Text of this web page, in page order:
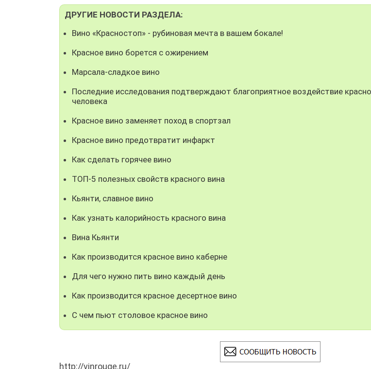
ДРУГИЕ НОВОСТИ РАЗДЕЛА:
Вино «Красностоп» - рубиновая мечта в вашем бокале!
Красное вино борется с ожирением
Марсала-сладкое вино
Последние исследования подтверждают благоприятное воздействие
человека
Красное вино заменяет поход в спортзал
Красное вино предотвратит инфаркт
Как сделать горячее вино
ТОП-5 полезных свойств красного вина
Кьянти, славное вино
Как узнать калорийность красного вина
Вина Кьянти
Как производится красное вино каберне
Для чего нужно пить вино каждый день
Как производится красное десертное вино
С чем пьют столовое красное вино
http://vinrouge.ru/